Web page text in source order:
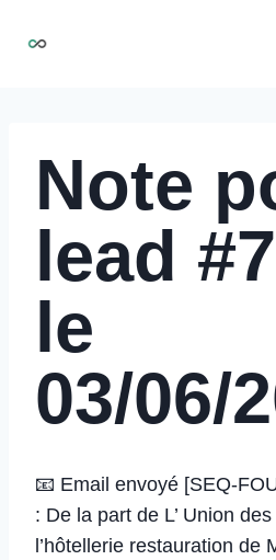
Note
lead
le
03/06/
📧 Email envoyé [SEQ-
: De la part de L’ Union
l’hôtellerie restauration de